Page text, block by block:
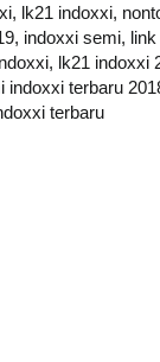
lk21 indoxxi,
indoxxi semi,
lk21
terbaru
terbaru